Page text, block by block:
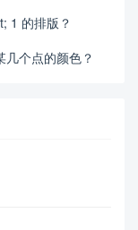
1 的排版？
个点的颜色？